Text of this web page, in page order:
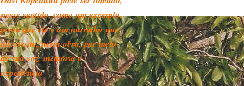
nesse sentido, como um exemplo,
posto que ele é um narrador que
dá coesão, nesta obra, por meio
de sua voz, memória e
experiência